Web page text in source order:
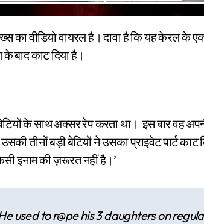
बाद काट दिया है।
के साथ अक्सर रेप करता था। इस बार वह
तीनों बड़ी बेटियों ने उसका प्राइवेट पार्ट
इनाम की ज़रूरत नहीं है।’
used to r@pe his 3 daughters on